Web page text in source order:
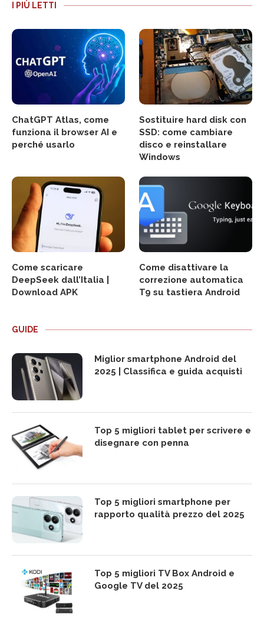
I PIÙ LETTI
ChatGPT Atlas, come
funziona il browser AI e
perché usarlo
Sostituire hard disk con
SSD: come cambiare
disco e reinstallare
Windows
Come scaricare
DeepSeek dall’Italia |
Download APK
Come disattivare la
correzione automatica
T9 su tastiera Android
GUIDE
Miglior smartphone Android del
2025 | Classifica e guida acquisti
Top 5 migliori tablet per scrivere e
disegnare con penna
Top 5 migliori smartphone per
rapporto qualità prezzo del 2025
Top 5 migliori TV Box Android e
Google TV del 2025